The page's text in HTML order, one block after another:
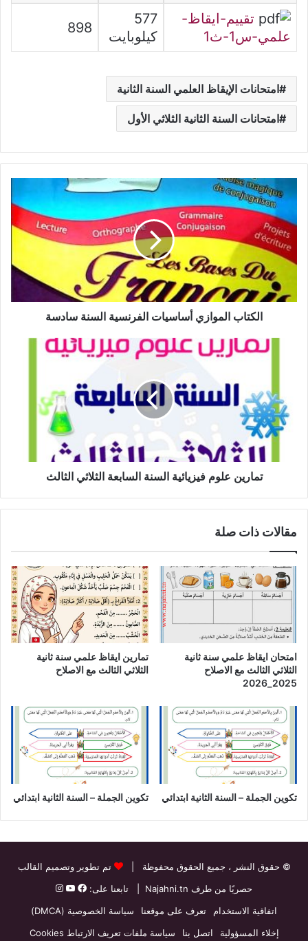
تقييم-ايقاظ-
علمي-س1-ث1
577
كيلوبايت
898
امتحانات الإيقاظ العلمي السنة الثانية
امتحانات السنة الثانية الثلاثي الأول
الموازي
أساسيات
الفرنسية
السنة
سادسة
الكتاب الموازي أساسيات الفرنسية السنة سادسة
السابعة
الثلاثي
الثالث
تمارين علوم فيزيائية السنة السابعة الثلاثي الثالث
مقالات ذات صلة
امتحان ايقاظ علمي سنة ثانية
الثلاثي الثالث مع الاصلاح
2025_2026
تمارين ايقاظ علمي سنة ثانية
الثلاثي الثالث مع الاصلاح
تكوين الجملة – السنة الثانية ابتدائي تكوين الجملة – السنة الثانية ابتدائي
© حقوق النشر ، جميع الحقوق محفوظة |
تم تطوير وتصميم القالب
حصريًا من طرف Najahni.tn | تابعنا على:
اتفاقية الاستخدام
تعرف على موقعنا
سياسة الخصوصية (DMCA)
إخلاء المسؤولية
اتصل بنا سياسة ملفات تعريف الارتباط Cookies